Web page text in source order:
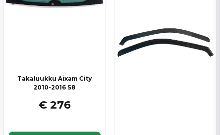
Takaluukku Aixam City
2010-2016 S8
€ 276